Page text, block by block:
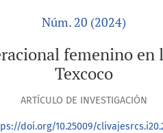
Núm. 20 (2024)
femenino
Texcoco
ARTÍCULO DE INVESTIGACIÓN
doi.org/10.25009/